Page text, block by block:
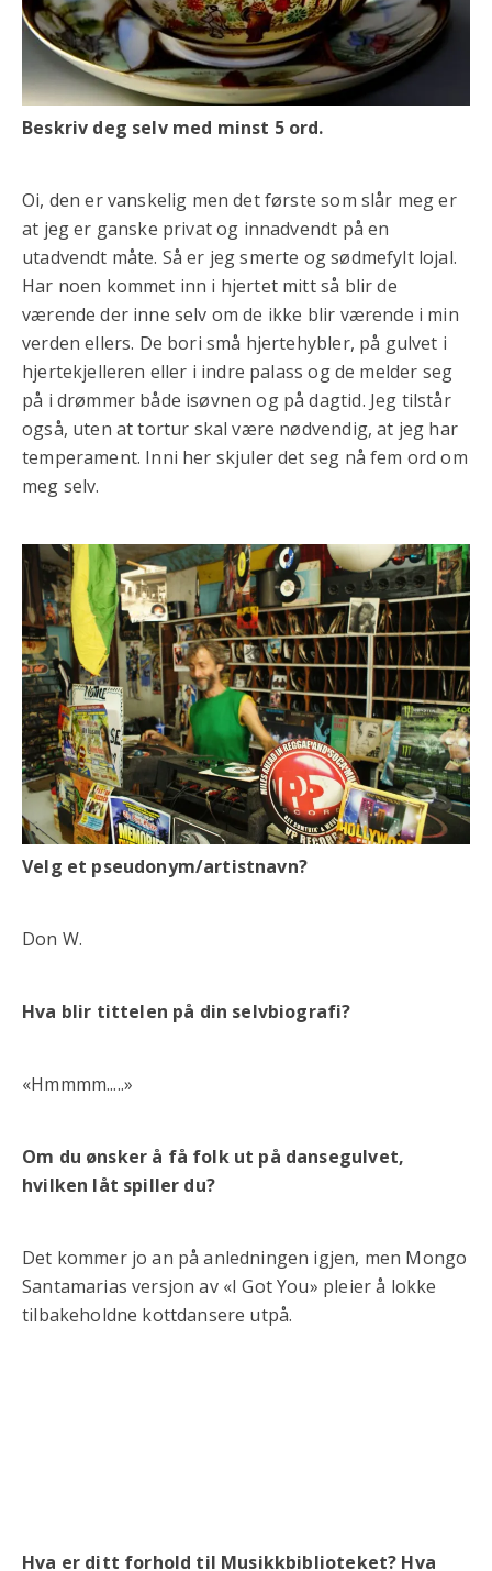
Beskriv deg selv med minst 5 ord.
Oi, den er vanskelig men det første som slår meg er
at jeg er ganske privat og innadvendt på en
utadvendt måte. Så er jeg smerte og sødmefylt lojal.
Har noen kommet inn i hjertet mitt så blir de
værende der inne selv om de ikke blir værende i min
verden ellers. De bori små hjertehybler, på gulvet i
hjertekjelleren eller i indre palass og de melder seg
på i drømmer både isøvnen og på dagtid. Jeg tilstår
også, uten at tortur skal være nødvendig, at jeg har
temperament. Inni her skjuler det seg nå fem ord om
meg selv.
Velg et pseudonym/artistnavn?
Don W.
Hva blir tittelen på din selvbiografi?
«Hmmmm.....»
Om du ønsker å få folk ut på dansegulvet,
hvilken låt spiller du?
Det kommer jo an på anledningen igjen, men Mongo
Santamarias versjon av «I Got You» pleier å lokke
tilbakeholdne kottdansere utpå.
Hva er ditt forhold til Musikkbiblioteket? Hva